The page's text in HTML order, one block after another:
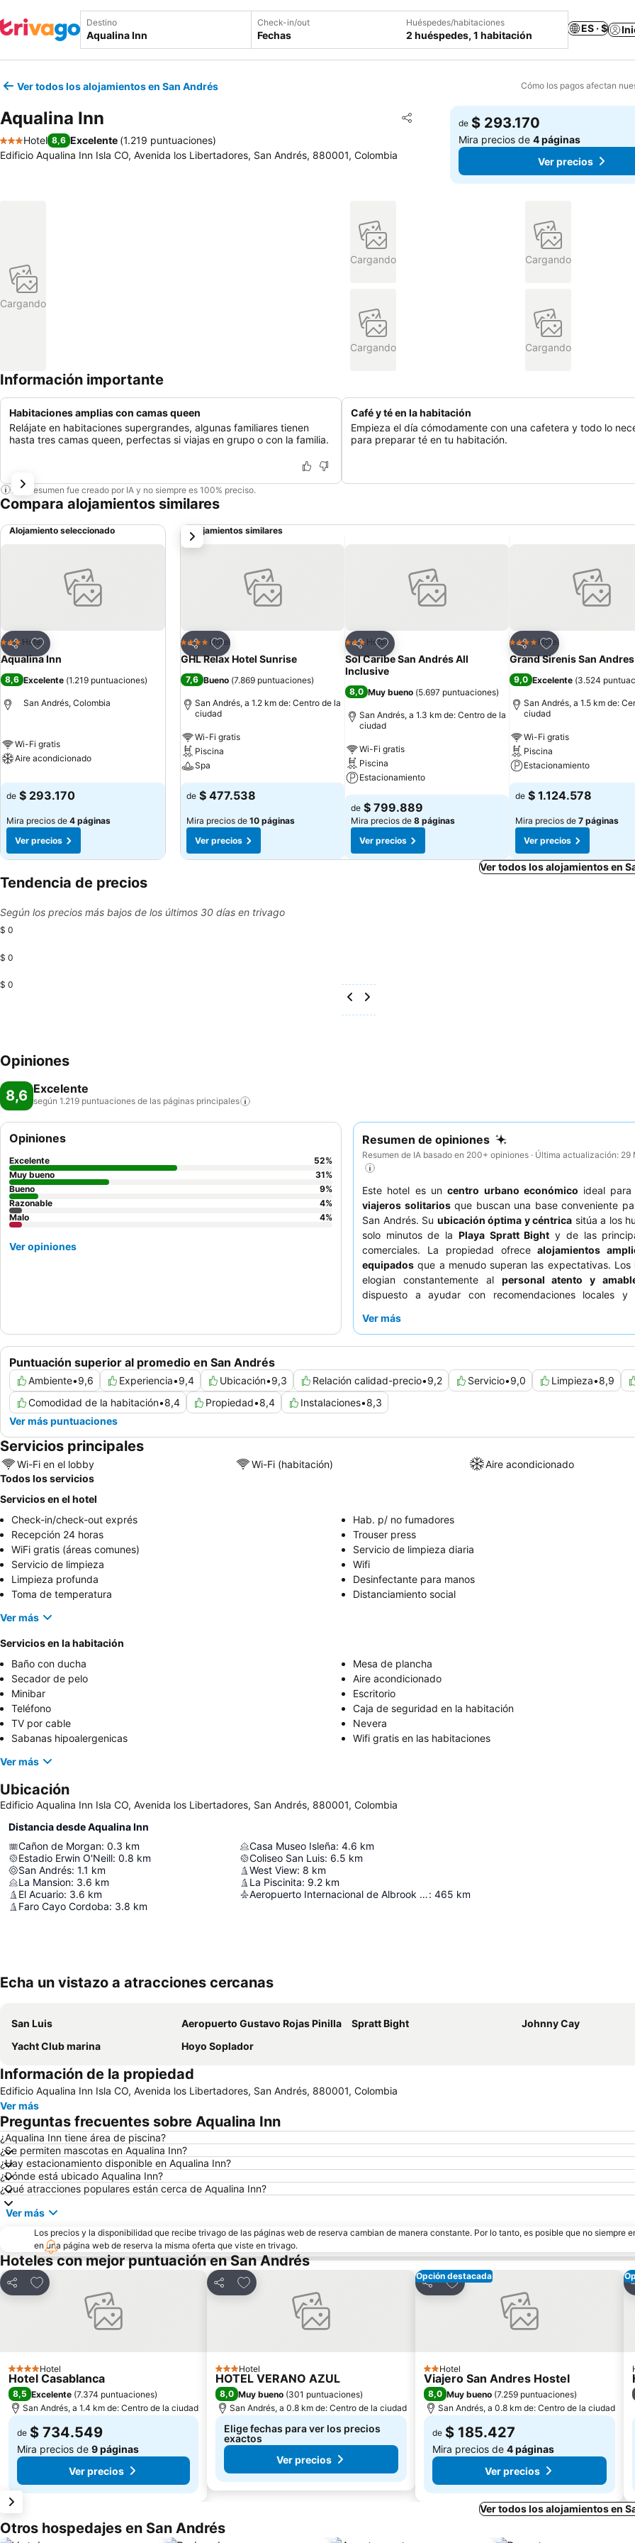
Destino Check-in/out
Fechas
Huéspedes/habitaciones
2 huéspedes, 1 habitación
ES · $
Ver todos los alojamientos en San Andrés Cómo los pagos afectan
Aqualina Inn Compartir
Agregar a favoritos
3 Estrellas
Hotel 8,6 Excelente (1.219 puntuaciones)
Edificio Aqualina Inn Isla CO, Avenida los Libertadores, San Andrés, 880001, Colombia
de $ 293.170
Mira precios de4 páginas
Ver precios
Cargando
Cargando Cargando
Cargando Cargando
Información importante
Habitaciones amplias con camas queen
Relájate en habitaciones supergrandes, algunas familiares tienen
hasta tres camas queen, perfectas si viajas en grupo o con la familia.
Café y té en la habitación
Empieza el día cómodamente con una cafetera y todo lo
para preparar té en tu habitación.
Este resumen fue creado por IA y no siempre es 100% preciso.
Compara alojamientos similares
Alojamiento seleccionado
Compartir
Agregar a favoritos
3 Estrellas
Hotel
Aqualina Inn
8,6 Excelente (1.219 puntuaciones)
San Andrés, Colombia
Wi-Fi gratis
Aire acondicionado
de $ 293.170
Mira precios de 4 páginas
Ver precios
Alojamientos similares
Compartir
Agregar a favoritos
4 EstrellasHotel
GHL Relax Hotel Sunrise
7,6 Bueno (7.869 puntuaciones)
San Andrés, a 1.2 km de: Centro de la
ciudad
Wi-Fi gratis
Piscina
Spa
de $ 477.538
Mira precios de 10 páginas
Ver precios
Compartir
Agregar a favoritos
3 Estrellas
Hotel
Sol Caribe San Andrés All
Inclusive
8,0 Muy bueno (5.697 puntuaciones)
San Andrés, a 1.3 km de: Centro de la
ciudad
Wi-Fi gratis
Piscina
Estacionamiento
de $ 799.889
Mira precios de 8 páginas
Ver precios
Compartir
Agregar a
4 EstrellasHotel
Grand Sirenis San Andres
9,0 Excelente (3.524
San Andrés, a 1.5 km de:
ciudad
Wi-Fi gratis
Piscina
Estacionamiento
de $ 1.124.578
Mira precios de 7 páginas
Ver precios
siguiente
Ver todos los alojamientos en
Tendencia de precios
Según los precios más bajos de los últimos 30 días en trivago
$ 0
$ 0
$ 0
Opiniones
8,6 Excelente
según 1.219 puntuaciones de las páginas principales
Resumen de opiniones
Resumen de IA basado en 200+ opiniones · Última actualización: 29
Este hotel es uncentro urbano económico ideal para
viajeros solitariosque buscan una base conveniente
San Andrés. Su ubicación óptima y céntrica sitúa a los
solo minutos de la Playa Spratt Bight y de las
comerciales. La propiedad ofrecealojamientos
equipados que a menudo superan las expectativas. Los
elogian constantemente al personal atento y
dispuesto a ayudar con recomendaciones locales y
considere alquilar uno de los
Ver más
Puntuación superior al promedio en San Andrés
Ambiente•9,6 Experiencia•9,4 Ubicación•9,3 Relación calidad-precio•9,2 Servicio•9,0 Limpieza•8,9
Comodidad de la habitación•8,4 Propiedad•8,4 Instalaciones•8,3
Ver más puntuaciones
Opiniones
Excelente 52%
Muy bueno
31%
Bueno
9%
Razonable
4%
Malo
4%
Ver opiniones
Servicios principales
Wi-Fi en el lobby Wi-Fi (habitación)
Aire acondicionado
Todos los servicios
Servicios en el hotel
Check-in/check-out exprés
Hab. p/ no fumadores
Recepción 24 horas
Trouser press
WiFi gratis (áreas comunes)
Servicio de limpieza diaria
Servicio de limpieza
Wifi
Limpieza profunda
Desinfectante para manos
Toma de temperatura
Distanciamiento social
Ver más
Servicios en la habitación
Baño con ducha
Mesa de plancha
Secador de pelo
Aire acondicionado
Minibar
Escritorio
Teléfono
Caja de seguridad en la habitación
TV por cable
Nevera
Sabanas hipoalergenicas
Wifi gratis en las habitaciones
Ver más
Ubicación
Edificio Aqualina Inn Isla CO, Avenida los Libertadores, San Andrés, 880001, Colombia
Distancia desde Aqualina Inn
Cañon de Morgan: 0.3 km
Estadio Erwin O'Neill: 0.8 km
San Andrés: 1.1 km
La Mansion: 3.6 km
El Acuario: 3.6 km
Faro Cayo Cordoba: 3.8 km
Casa Museo Isleña: 4.6 km
Coliseo San Luis: 6.5 km
West View: 8 km
La Piscinita: 9.2 km
Aeropuerto Internacional de Albrook "Marcos A. Gelabert": 465 km
Echa un vistazo a atracciones cercanas
San Luis Aeropuerto Gustavo Rojas Pinilla Spratt Bight
Johnny Cay
Yacht Club marina
Hoyo Soplador
Información de la propiedad
Edificio Aqualina Inn Isla CO, Avenida los Libertadores, San Andrés, 880001, Colombia
Ver más
Preguntas frecuentes sobre Aqualina Inn
¿Aqualina Inn tiene área de piscina?
¿Se permiten mascotas en Aqualina Inn?
¿Hay estacionamiento disponible en Aqualina Inn?
¿Dónde está ubicado Aqualina Inn?
¿Qué atracciones populares están cerca de Aqualina Inn?
Ver más
Los precios y la disponibilidad que recibe trivago de las páginas web de reserva cambian de manera constante. Por lo tanto, es posible que no siempre
en una página web de reserva la misma oferta que viste en trivago.
Hoteles con mejor puntuación en San Andrés
Compartir
Agregar a favoritos
4 Estrellas
Hotel
Hotel Casablanca
8,5 Excelente (7.374 puntuaciones)
San Andrés, a 1.4 km de: Centro de la ciudad
de $ 734.549
Mira precios de 9 páginas
Ver precios
Compartir
Agregar a favoritos
3 Estrellas
Hotel
HOTEL VERANO AZUL
8,0 Muy bueno (301 puntuaciones)
San Andrés, a 0.8 km de: Centro de la ciudad
Elige fechas para ver los precios
exactos
Ver precios
Opción destacada
Compartir
Agregar a favoritos
2 Estrellas
Hotel
Viajero San Andres Hostel
8,0 Muy bueno (7.259 puntuaciones)
San Andrés, a 0.8 km de: Centro de la ciudad
de $ 185.427
Mira precios de 4 páginas
Ver precios
Ver todos los alojamientos en
Otros hospedajes en San Andrés